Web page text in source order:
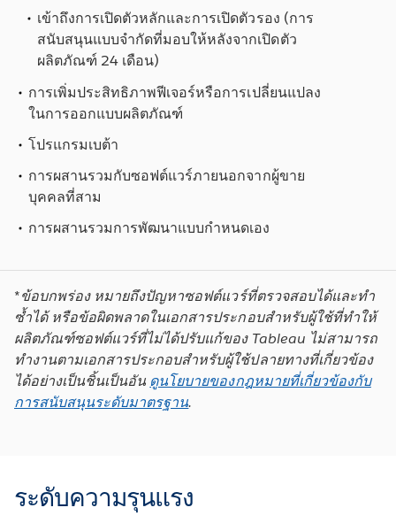
เข้าถึงการเปิดตัวหลักและการเปิดตัวรอง (การ
สนับสนุนแบบจำกัดที่มอบให้หลังจากเปิดตัว
ผลิตภัณฑ์ 24 เดือน)
การเพิ่มประสิทธิภาพฟีเจอร์หรือการเปลี่ยนแปลง
ในการออกแบบผลิตภัณฑ์
โปรแกรมเบต้า
การผสานรวมกับซอฟต์แวร์ภายนอกจากผู้ขาย
บุคคลที่สาม
การผสานรวมการพัฒนาแบบกำหนดเอง
*ข้อบกพร่อง หมายถึงปัญหาซอฟต์แวร์ที่ตรวจสอบได้และทำ
ซ้ำได้ หรือข้อผิดพลาดในเอกสารประกอบสำหรับผู้ใช้ที่ทำให้
ผลิตภัณฑ์ซอฟต์แวร์ที่ไม่ได้ปรับแก้ของ Tableau ไม่สามารถ
ทำงานตามเอกสารประกอบสำหรับผู้ใช้ปลายทางที่เกี่ยวข้อง
ได้อย่างเป็นชิ้นเป็นอัน ดูนโยบายของกฎหมายที่เกี่ยวข้องกับ
การสนับสนุนระดับมาตรฐาน.
ระดับความรุนแรง